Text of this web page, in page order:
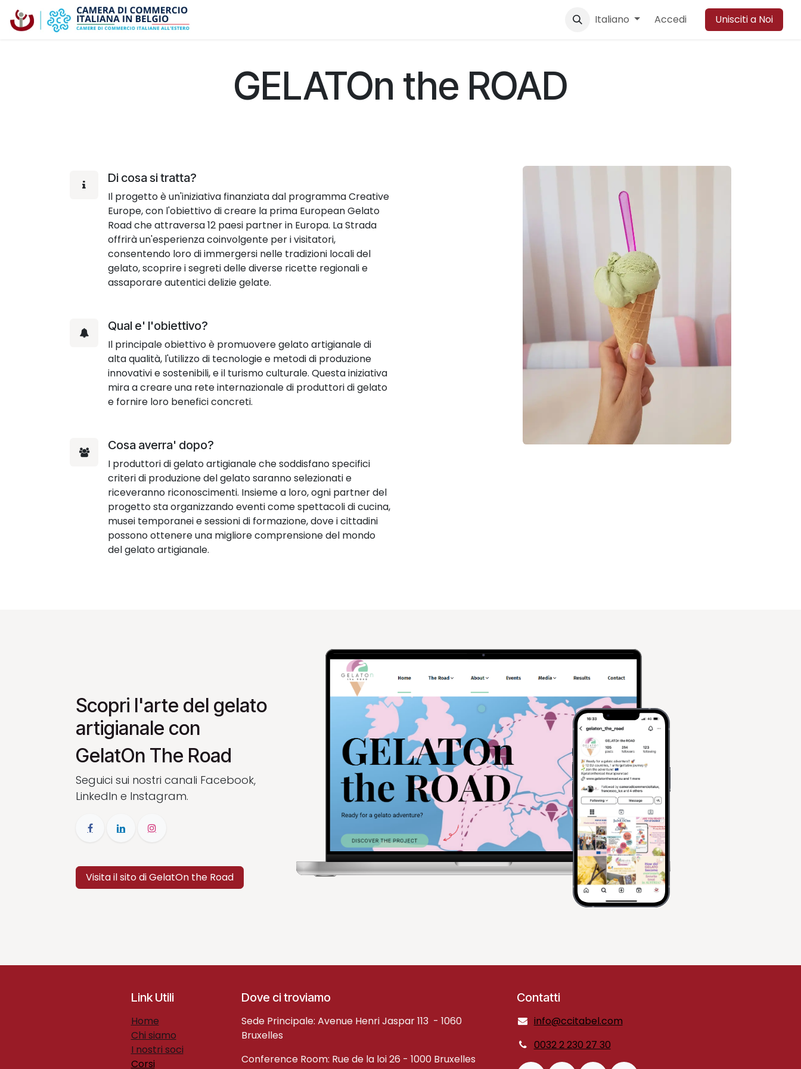
Passa al contenuto
Eventi News Contattaci
Italiano Accedi Unisciti a Noi
GELATOn the ROAD
Di cosa si tratta?
Il progetto è un'iniziativa finanziata dal programma Creative
Europe, con l'obiettivo di creare la prima European Gelato
Road che attraversa 12 paesi partner in Europa. La Strada
offrirà un'esperienza coinvolgente per i visitatori,
consentendo loro di immergersi nelle tradizioni locali del
gelato, scoprire i segreti delle diverse ricette regionali e
assaporare autentici delizie gelate.
Qual e' l'obiettivo?
Il principale obiettivo è promuovere gelato artigianale di
alta qualità, l'utilizzo di tecnologie e metodi di produzione
innovativi e sostenibili, e il turismo culturale. Questa iniziativa
mira a creare una rete internazionale di produttori di gelato
e fornire loro benefici concreti.
Cosa averra' dopo?
I produttori di gelato artigianale che soddisfano specifici
criteri di produzione del gelato saranno selezionati e
riceveranno riconoscimenti. Insieme a loro, ogni partner del
progetto sta organizzando eventi come spettacoli di cucina,
musei temporanei e sessioni di formazione, dove i cittadini
possono ottenere una migliore comprensione del mondo
del gelato artigianale.
Scopri l'arte del gelato
artigianale con
GelatOn The Road
Seguici sui nostri canali Facebook,
LinkedIn e Instagram.
Visita il sito di GelatOn the Road
Dove ci troviamo
Sede Principale: Avenue Henri Jaspar 113 - 1060
Bruxelles
Conference Room: Rue de la loi 26 - 1000 Bruxelles
Contatti
info@ccitabel.com
0032 2 230 27 30
Link Utili
H​ome​
Chi siamo
I nostri soci
Corsi